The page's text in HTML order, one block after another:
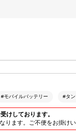
#モバイルバッテリー #タ
けしております。
ます。ご不便をお掛け